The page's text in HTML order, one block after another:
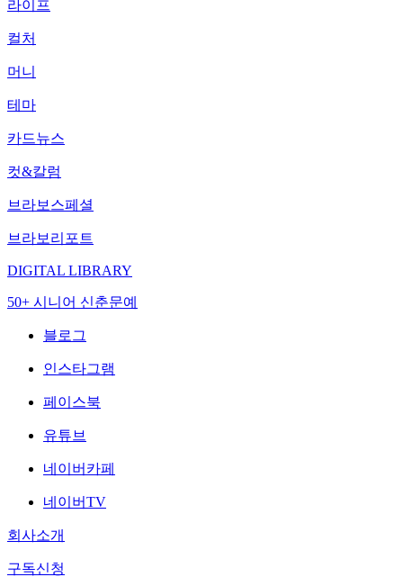
라이프
컬처
머니
테마
카드뉴스
컷&칼럼
브라보스페셜
브라보리포트
DIGITAL LIBRARY
50+ 시니어 신춘문예
블로그
인스타그램
페이스북
유튜브
네이버카페
네이버TV
회사소개
구독신청